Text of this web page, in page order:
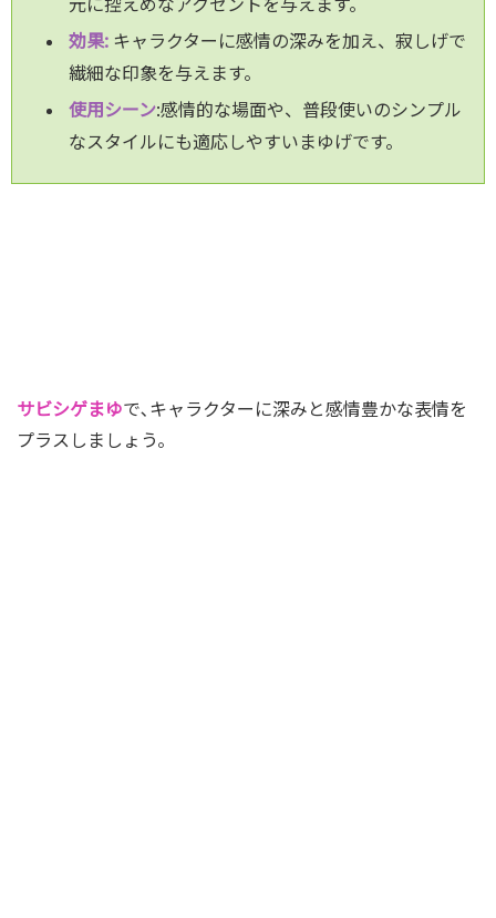
効果: キャラクターに感情の深みを加え、寂しげで
繊細な印象を与えます。
使用シーン:感情的な場面や、普段使いのシンプル
なスタイルにも適応しやすいまゆげです。
サビシゲまゆで､キャラクターに深みと感情豊かな表情を
プラスしましょう。